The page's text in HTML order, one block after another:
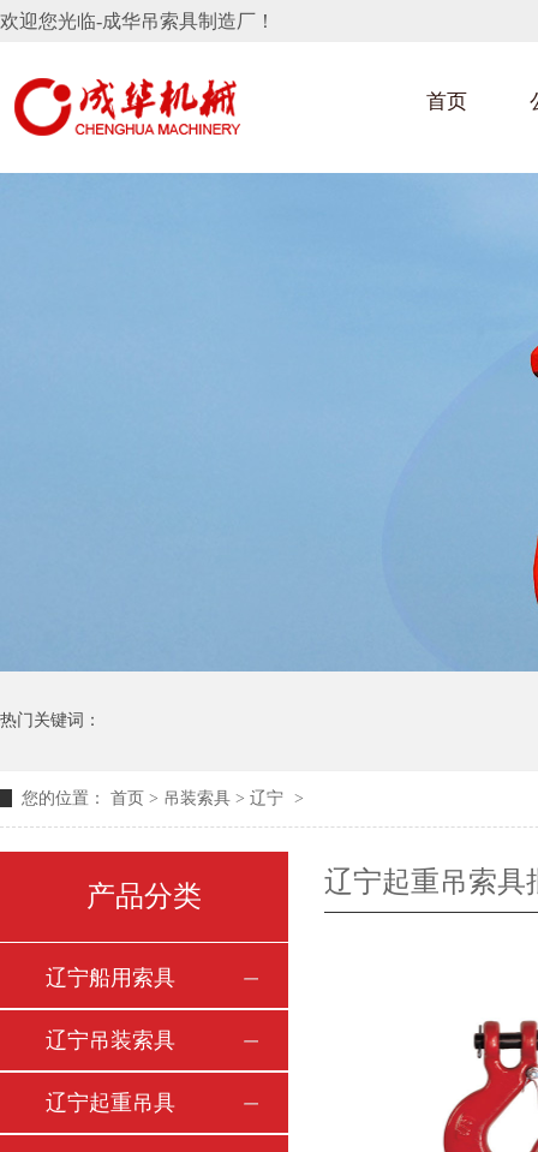
欢迎您光临-成华吊索具制造厂！
首页
热门关键词：
您的位置： 首页 > 吊装索具 > 辽宁 >
辽宁起重吊索具
产品分类
辽宁船用索具
辽宁吊装索具
辽宁起重吊具